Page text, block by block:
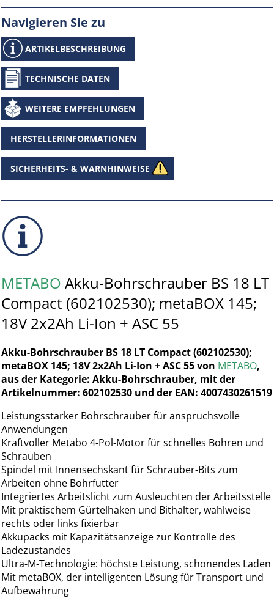
Navigieren Sie zu
ARTIKELBESCHREIBUNG
TECHNISCHE DATEN
WEITERE EMPFEHLUNGEN
HERSTELLERINFORMATIONEN
SICHERHEITS- & WARNHINWEISE
METABOAkku-Bohrschrauber BS 18 LT
Compact (602102530); metaBOX 145;
18V 2x2Ah Li-Ion + ASC 55
Akku-Bohrschrauber BS 18 LT Compact (602102530);
metaBOX 145; 18V 2x2Ah Li-Ion + ASC 55 von METABO,
aus der Kategorie: Akku-Bohrschrauber, mit der
Artikelnummer: 602102530 und der EAN: 4007430261519
Leistungsstarker Bohrschrauber für anspruchsvolle
Anwendungen
Kraftvoller Metabo 4-Pol-Motor für schnelles Bohren und
Schrauben
Spindel mit Innensechskant für Schrauber-Bits zum
Arbeiten ohne Bohrfutter
Integriertes Arbeitslicht zum Ausleuchten der Arbeitsstelle
Mit praktischem Gürtelhaken und Bithalter, wahlweise
rechts oder links fixierbar
Akkupacks mit Kapazitätsanzeige zur Kontrolle des
Ladezustandes
Ultra-M-Technologie: höchste Leistung, schonendes Laden
Mit metaBOX, der intelligenten Lösung für Transport und
Aufbewahrung